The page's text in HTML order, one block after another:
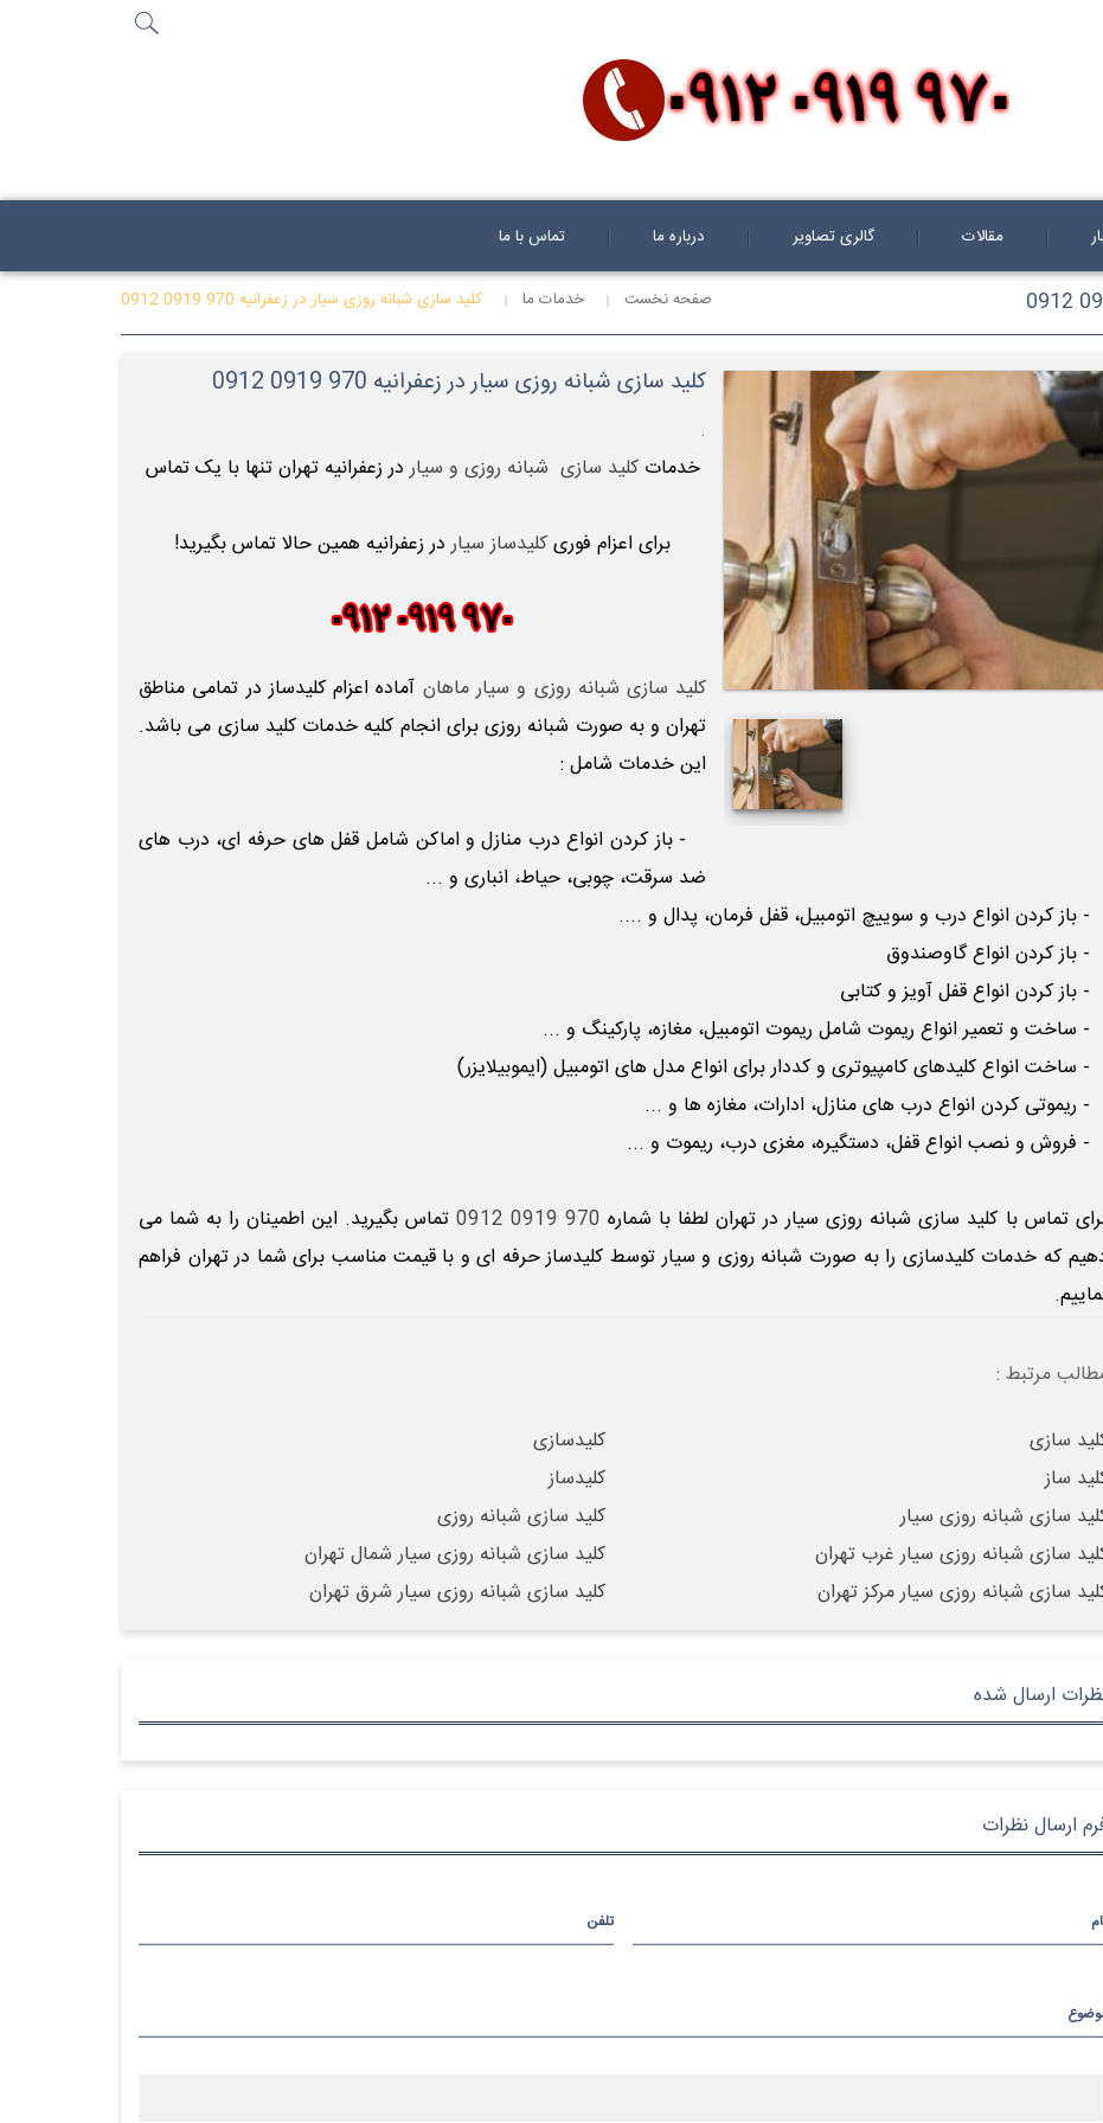
مقالات گالری تصاویر درباره ما تماس با ما
صفحه نخست خدمات ما کلید سازی شبانه روزی سیار در زعفرانیه 970 0919 0912
کلید سازی شبانه روزی سیار در زعفرانیه 970 0919 0912
.
خدماتکلید سازی شبانه روزی و سیاردر زعفرانیه تهران تنها با یک تماس
برای اعزام فوریکلیدساز سیاردر زعفرانیه همین حالا تماس بگیرید!
کلید سازی شبانه روزی و سیار ماهان آماده اعزام کلیدساز در تمامی مناطق
تهران و به صورت شبانه روزی برای انجام کلیه خدمات کلید سازی می باشد.
این خدمات شامل :
- باز کردن انواع درب منازل و اماکن شامل قفل های حرفه ای، درب های
ضد سرقت، چوبی، حیاط، انباری و ...
- باز کردن انواع درب و سوییچ اتومبیل، قفل فرمان، پدال و ....
- باز کردن انواع گاوصندوق
- باز کردن انواع قفل آویز و کتابی
- ساخت و تعمیر انواع ریموت شامل ریموت اتومبیل، مغازه، پارکینگ و ...
- ساخت انواع کلیدهای کامپیوتری و کددار برای انواع مدل های اتومبیل (ایموبیلایزر)
- ریموتی کردن انواع درب های منازل، ادارات، مغازه ها و ...
- فروش و نصب انواع قفل، دستگیره، مغزی درب، ریموت و ...
تماس با کلید سازی شبانه روزی سیاردر تهران لطفا با شماره 970 0919 0912 تماس بگیرید. این اطمینان را به شما می
که خدمات کلیدسازی را به صورت شبانه روزی و سیار توسط کلیدساز حرفه ای و با قیمت مناسب برای شما در تهران فراهم
مرتبط :
سازی
کلیدسازی
ساز
کلیدساز
سازی شبانه روزی سیار
کلید سازی شبانه روزی
سازی شبانه روزی سیار غرب تهران
کلید سازی شبانه روزی سیار شمال تهران
سازی شبانه روزی سیار مرکز تهران
کلید سازی شبانه روزی سیار شرق تهران
ارسال شده
ارسال نظرات
تلفن